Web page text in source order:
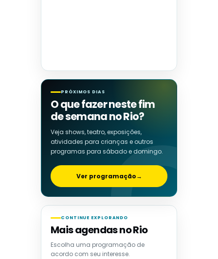
PRÓXIMOS DIAS
O que fazer neste fim
de semana no Rio?
Veja shows, teatro, exposições,
atividades para crianças e outros
programas para sábado e domingo.
Ver programação→
CONTINUE EXPLORANDO
Mais agendas no Rio
Escolha uma programação de
acordo com seu interesse.